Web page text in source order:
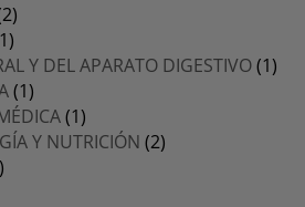
Y DEL APARATO DIGESTIVO(1)
(1)
(1)
Y NUTRICIÓN (2)